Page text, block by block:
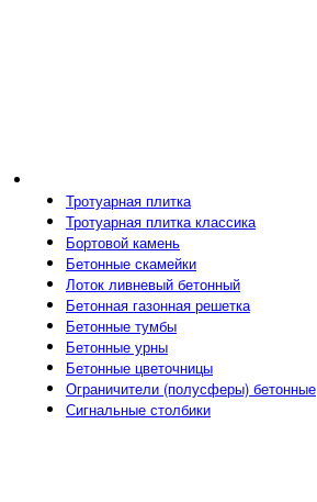
Тротуарная плитка
Тротуарная плитка классика
Бортовой камень
Бетонные скамейки
Лоток ливневый бетонный
Бетонная газонная решетка
Бетонные тумбы
Бетонные урны
Бетонные цветочницы
Ограничители (полусферы) бетонные
Сигнальные столбики